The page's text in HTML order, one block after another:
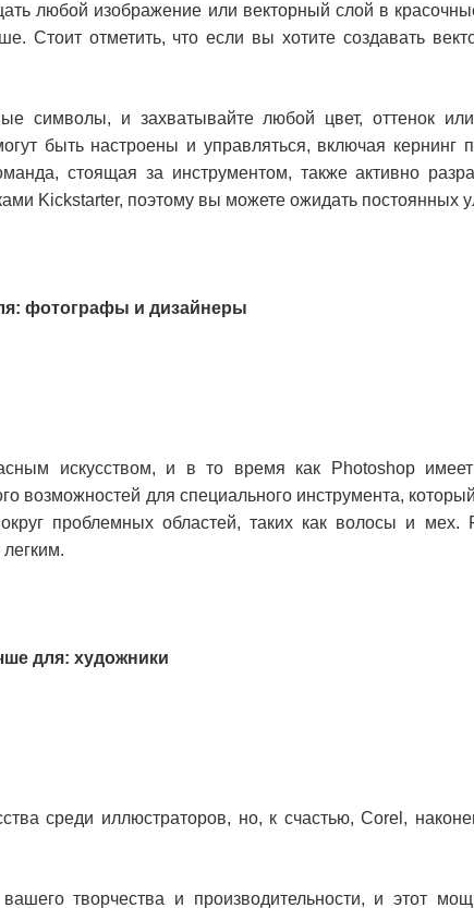
любой изображение или векторный слой в
Стоит отметить, что если вы хотите создавать
символы, и захватывайте любой цвет, оттенок
быть настроены и управляться, включая кернинг
стоящая за инструментом, также активно
Kickstarter, поэтому вы можете ожидать постоянных
фотографы и дизайнеры
искусством, и в то время как Photoshop
возможностей для специального инструмента,
проблемных областей, таких как волосы и мех.
для: художники
среди иллюстраторов, но, к счастью, Corel,
творчества и производительности, и этот